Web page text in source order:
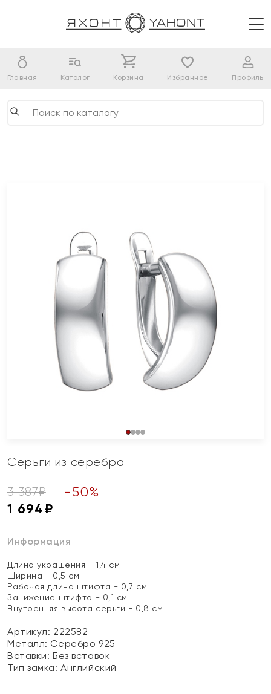
Главная Каталог Корзина Избранное Профиль
Серьги из серебра
3 387₽ -50%
1 694₽
Информация
Длина украшения - 1,4 см
Ширина - 0,5 см
Рабочая длина штифта - 0,7 см
Занижение штифта - 0,1 см
Внутренняя высота серьги - 0,8 см
Артикул: 222582
Металл: Серебро 925
Вставки:Без вставок
Тип замка:Английский